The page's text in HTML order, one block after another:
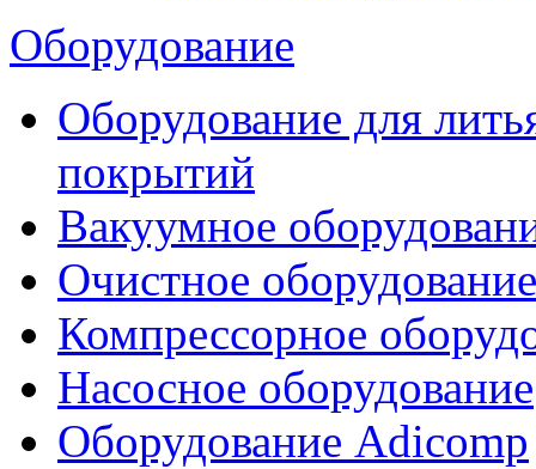
Оборудование
Оборудование для
покрытий
Вакуумное
Очистное оборудование
Компрессорное
Насосное оборудование
Оборудование Adicomp